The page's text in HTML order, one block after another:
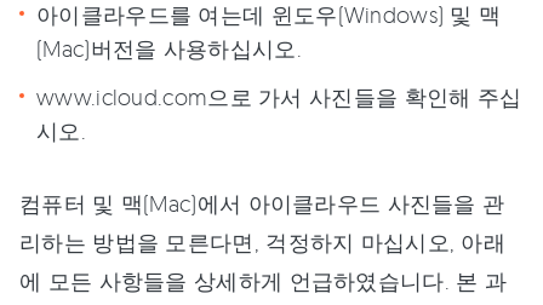
아이클라우드를 여는데 윈도우(Windows) 및 맥
(Mac)버전을 사용하십시오.
www.icloud.com으로 가서 사진들을 확인해 주십
시오.
컴퓨터 및 맥(Mac)에서 아이클라우드 사진들을 관
리하는 방법을 모른다면, 걱정하지 마십시오, 아래
에 모든 사항들을 상세하게 언급하였습니다. 본 과